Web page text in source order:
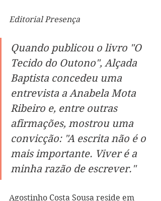
Editorial Presença
Quando publicou o livro "O
Tecido do Outono", Alçada
Baptista concedeu uma
entrevista a Anabela Mota
Ribeiro e, entre outras
afirmações, mostrou uma
convicção: "A escrita não é o
mais importante. Viver é a
minha razão de escrever."
Agostinho Costa Sousa reside em